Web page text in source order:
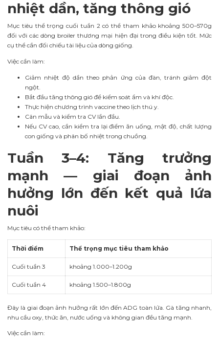
nhiệt dần, tăng thông gió
Mục tiêu thể trọng cuối tuần 2 có thể tham khảo khoảng 500–570g
đối với các dòng broiler thương mại hiện đại trong điều kiện tốt. Mức
cụ thể cần đối chiếu tài liệu của dòng giống.
Việc cần làm:
Giảm nhiệt độ dần theo phản ứng của đàn, tránh giảm đột
ngột.
Bắt đầu tăng thông gió để kiểm soát ẩm và khí độc.
Thực hiện chương trình vaccine theo lịch thú y.
Cân mẫu và kiểm tra CV lần đầu.
Nếu CV cao, cần kiểm tra lại điểm ăn uống, mật độ, chất lượng
con giống và phân bố nhiệt trong chuồng.
Tuần 3–4: Tăng trưởng
mạnh — giai đoạn ảnh
hưởng lớn đến kết quả lứa
nuôi
Mục tiêu có thể tham khảo:
Thời điểm Thể trọng mục tiêu tham khảo
Cuối tuần 3 khoảng 1.000–1.200g
Cuối tuần 4 khoảng 1.500–1.800g
Đây là giai đoạn ảnh hưởng rất lớn đến ADG toàn lứa. Gà tăng nhanh,
nhu cầu oxy, thức ăn, nước uống và không gian đều tăng mạnh.
Việc cần làm: